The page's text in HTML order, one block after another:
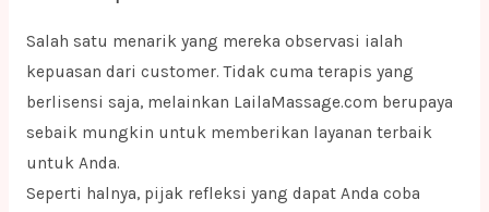
Salah satu menarik yang mereka observasi ialah
kepuasan dari customer. Tidak cuma terapis yang
berlisensi saja, melainkan LailaMassage.com berupaya
sebaik mungkin untuk memberikan layanan terbaik
untuk Anda.
Seperti halnya, pijak refleksi yang dapat Anda coba